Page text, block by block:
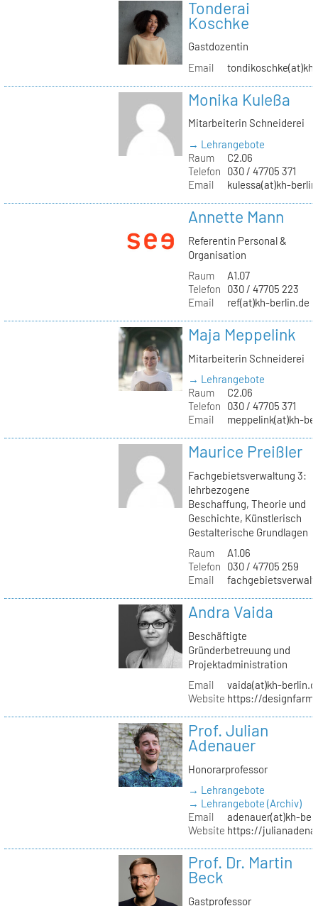
Tonderai
Koschke
Gastdozentin
Email
Monika Kuleßa
Mitarbeiterin Schneiderei
→ Lehrangebote
Raum
C2.06
Telefon
030 / 47705 371
Email
kulessa(at)kh-
Annette Mann
Referentin Personal &
Organisation
Raum
A1.07
Telefon
030 / 47705 223
Email
ref(at)kh-berlin.de
Maja Meppelink
Mitarbeiterin Schneiderei
→ Lehrangebote
Raum
C2.06
Telefon
030 / 47705 371
Email
meppelink(at)kh-
Maurice Preißler
Fachgebietsverwaltung 3:
lehrbezogene
Beschaffung, Theorie und
Geschichte, Künstlerisch
Gestalterische Grundlagen
Raum
A1.06
Telefon
030 / 47705 259
Email
Andra Vaida
Beschäftigte
Gründerbetreuung und
Projektadministration
Email
vaida(at)kh-
Website https://
Prof. Julian
Adenauer
Honorarprofessor
→ Lehrangebote
→ Lehrangebote (Archiv)
Email
adenauer(at)kh-
Website https://
Prof. Dr. Martin
Beck
Gastprofessor